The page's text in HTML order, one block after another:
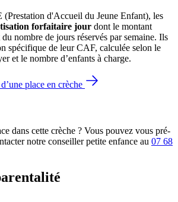
(Prestation d'Accueil du Jeune Enfant), les
forfaitaire jour dont le montant
nombre de jours réservés par semaine. Ils
spécifique de leur CAF, calculée selon le
et le nombre d’enfants à charge.
place en crèche
dans cette crèche ? Vous pouvez vous pré-
notre conseiller petite enfance au 07 68